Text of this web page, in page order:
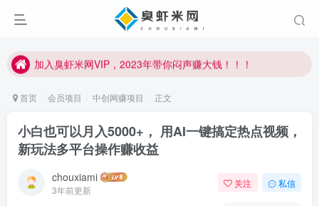
加入臭虾米网VIP，2023年带你闷声赚大钱！！！
加入臭虾米网VIP，2023年带你闷声赚大钱！！！
首页 会员项目 中创网赚项目 正文
小白也可以月入5000+， 用AI一键搞定热点视频，
新玩法多平台操作赚收益
chouxiami
3年前更新
关注 私信